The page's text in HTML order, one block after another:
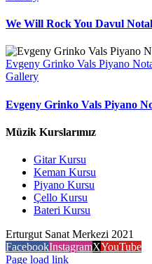
We Will Rock You Davul
Evgeny Grinko Vals Piyano
Gallery
Evgeny Grinko Vals Piyano
Müzik Kurslarımız
Gitar Kursu
Keman Kursu
Piyano Kursu
Çello Kursu
Bateri Kursu
Erturgut Sanat Merkezi 2021
FacebookInstagramXYouTube
Page load link